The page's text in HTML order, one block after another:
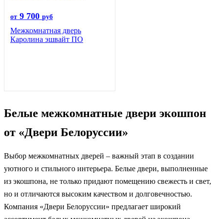
от 9 700 руб
Межкомнатная дверь
Каролина эшвайт ПО
Белые межкомнатные двери экошпон
от «Двери Белоруссии»
Выбор межкомнатных дверей – важный этап в создании
уютного и стильного интерьера. Белые двери, выполненные
из экошпона, не только придают помещению свежесть и свет,
но и отличаются высоким качеством и долговечностью.
Компания «Двери Белоруссии» предлагает широкий